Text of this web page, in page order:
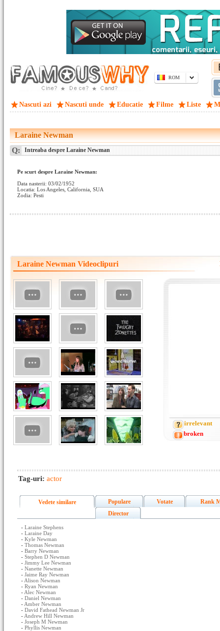
ROM
Nascuti azi Nascuti unde Educatie Filme Liste
Laraine Newman
Q: Intreaba despre Laraine Newman
Pe scurt despre Laraine Newman:
Data nasterii: 03/02/1952
Locatia: Los Angeles, California, SUA
Zodia: Pesti
Laraine Newman Videoclipuri
irrelevant
broken
Tag-uri: actor
Vedete similare Populare Votate
Rank
Director
- Laraine Stephens
- Laraine Day
- Kyle Newman
- Thomas Newman
- Barry Newman
- Stephen D Newman
- Jimmy Lee Newman
- Nanette Newman
- Jaime Ray Newman
- Alison Newman
- Ryan Newman
- Alec Newman
- Daniel Newman
- Amber Newman
- David Fathead Newman Jr
- Andrew Hill Newman
- Joseph M Newman
- Phyllis Newman